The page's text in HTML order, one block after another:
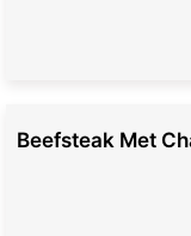
Beefsteak Met